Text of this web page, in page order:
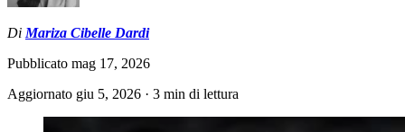
Di Mariza Cibelle Dardi
Pubblicato mag 17, 2026
Aggiornato giu 5, 2026 · 3 min di lettura